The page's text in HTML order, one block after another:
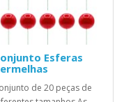
Esferas
de 20 peças de